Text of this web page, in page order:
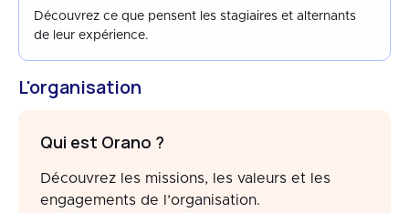
Découvrez ce que pensent les stagiaires et alternants
de leur expérience.
L'organisation
Qui est Orano ?
Découvrez les missions, les valeurs et les
engagements de l’organisation.